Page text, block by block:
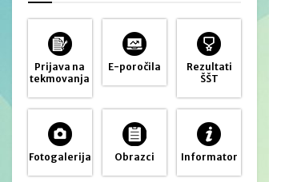
Prijava na
tekmovanja
E-poročila
Rezultati
ŠŠT
Fotogalerija Obrazci Informator